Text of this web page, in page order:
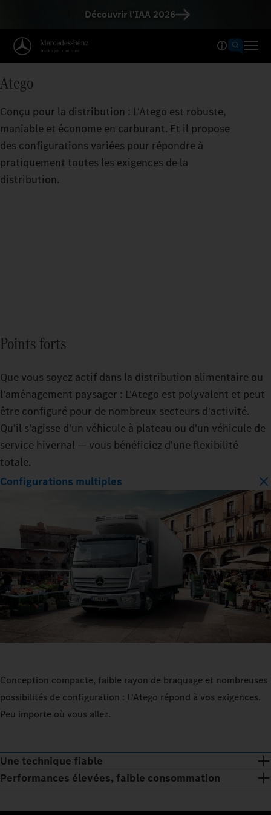
Découvrir l'IAA 2026
Atego
Conçu pour la distribution : L'Atego est robuste,
maniable et économe en carburant. Et il propose
des configurations variées pour répondre à
pratiquement toutes les exigences de la
distribution.
Points forts
Que vous soyez actif dans la distribution alimentaire ou
l'aménagement paysager : L'Atego est polyvalent et peut
être configuré pour de nombreux secteurs d'activité.
Qu'il s'agisse d'un véhicule à plateau ou d'un véhicule de
service hivernal — vous bénéficiez d'une flexibilité
totale.
Configurations multiples
Conception compacte, faible rayon de braquage et nombreuses
possibilités de configuration : L'Atego répond à vos exigences.
Peu importe où vous allez.
Une technique fiable
Performances élevées, faible consommation